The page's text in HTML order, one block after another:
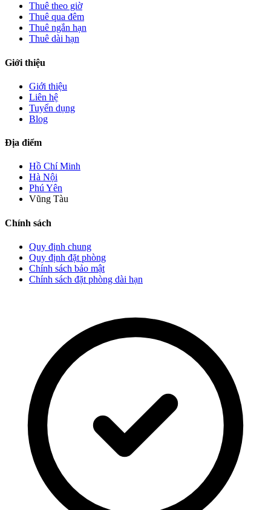
Thuê theo giờ
Thuê qua đêm
Thuê ngắn hạn
Thuê dài hạn
Giới thiệu
Giới thiệu
Liên hệ
Tuyển dụng
Blog
Địa điểm
Hồ Chí Minh
Hà Nội
Phú Yên
Vũng Tàu
Chính sách
Quy định chung
Quy định đặt phòng
Chính sách bảo mật
Chính sách đặt phòng dài hạn